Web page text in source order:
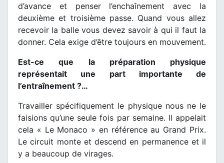
d’avance et penser l’enchaînement avec la
deuxième et troisième passe. Quand vous allez
recevoir la balle vous devez savoir à qui il faut la
donner. Cela exige d’être toujours en mouvement.
Est-ce que la préparation physique
représentait une part importante de
l’entraînement ?…
Travailler spécifiquement le physique nous ne le
faisions qu’une seule fois par semaine. Il appelait
cela « Le Monaco » en référence au Grand Prix.
Le circuit monte et descend en permanence et il
y a beaucoup de virages.